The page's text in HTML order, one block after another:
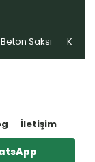
Beton Saksı Kablo
İletişim